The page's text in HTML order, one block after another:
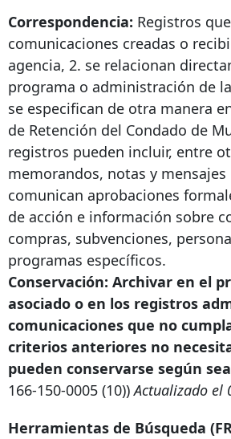
Correspondencia: Registros
comunicaciones creadas o
agencia, 2. se relacionan
programa o administración de
se especifican de otra manera
de Retención del Condado de
registros pueden incluir, entre
memorandos, notas y
comunican aprobaciones
de acción e información sobre
compras, subvenciones,
programas específicos.
Conservación: Archivar en el
asociado o en los registros
comunicaciones que no
criterios anteriores no
pueden conservarse según
166-150-0005 (10))Actualizado el
Herramientas de Búsqueda